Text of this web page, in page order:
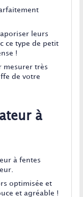
leurs
ce type de petit
!
très
de votre
à
à fentes
optimisée et
et agréable !